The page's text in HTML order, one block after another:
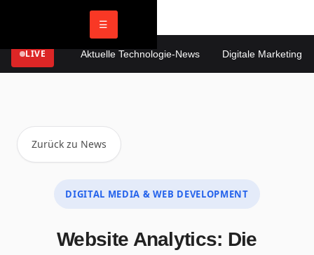
☰
LIVE Aktuelle Technologie-News Digitale Marketing
Zurück zu News
DIGITAL MEDIA & WEB DEVELOPMENT
Website Analytics: Die